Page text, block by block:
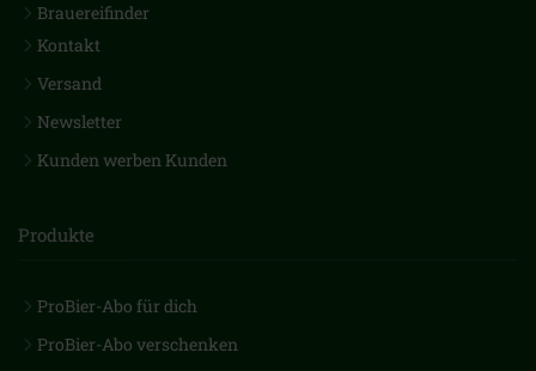
Brauereifinder
Kontakt
Versand
Newsletter
Kunden werben Kunden
Produkte
ProBier-Abo für dich
ProBier-Abo verschenken